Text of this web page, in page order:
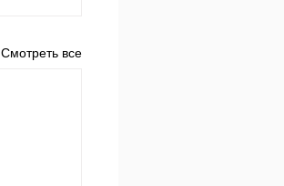
Смотреть все